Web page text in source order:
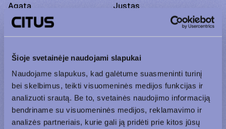
Šioje svetainėje naudojami slapukai
Naudojame slapukus, kad galėtume suasmeninti turinį
bei skelbimus, teikti visuomeninės medijos funkcijas ir
analizuoti srautą. Be to, svetainės naudojimo informaciją
bendriname su visuomeninės medijos, reklamavimo ir
analizės partneriais, kurie gali ją pridėti prie kitos jūsų
Agata
+370 600 90 110
Justas
+370 656 39 742
Vardas ir pavardė